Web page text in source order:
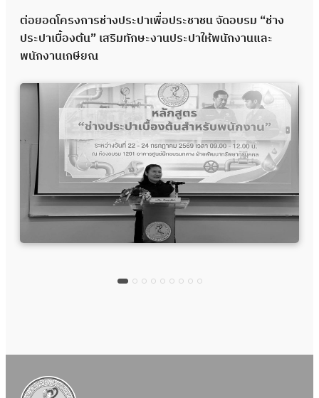
ต่อยอดโครงการช่างประปาเพื่อประชาชน จัดอบรม “ช่าง
ประปาเบื้องต้น” เสริมทักษะงานประปาให้พนักงานและ
พนักงานเกษียณ